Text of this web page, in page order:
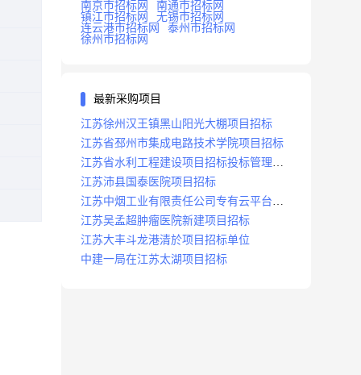
南京市招标网
南通市招标网
镇江市招标网
无锡市招标网
连云港市招标网
泰州市招标网
徐州市招标网
最新采购项目
江苏徐州汉王镇黑山阳光大棚项目招标
江苏省邳州市集成电路技术学院项目招标
江苏省水利工程建设项目招标投标管理办
法
江苏沛县国泰医院项目招标
江苏中烟工业有限责任公司专有云平台扩
容项目招标
江苏吴孟超肿瘤医院新建项目招标
江苏大丰斗龙港清於项目招标单位
中建一局在江苏太湖项目招标